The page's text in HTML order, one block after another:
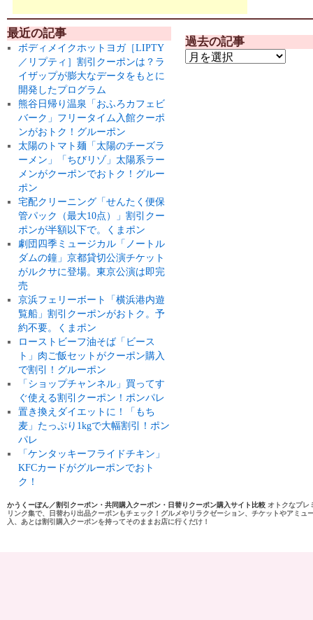
最近の記事
ボディメイクホットヨガ［LIPTY
／リプティ］割引クーポンは？ラ
イザップが膨大なデータをもとに
開発したプログラム
熊谷日帰り温泉「おふろカフェビ
バーク」フリータイム入館クーポ
ンがおトク！グルーポン
太陽のトマト麺「太陽のチーズラ
ーメン」「ちびリゾ」太陽系ラー
メンがクーポンでおトク！グルー
ポン
宅配クリーニング「せんたく便保
管パック（最大10点）」割引クー
ポンが半額以下で。くまポン
劇団四季ミュージカル「ノートル
ダムの鐘」京都貸切公演チケット
がルクサに登場。東京公演は即完
売
京浜フェリーボート「横浜港内遊
覧船」割引クーポンがおトク。予
約不要。くまポン
ローストビーフ油そば「ビース
ト」肉ご飯セットがクーポン購入
で割引！グルーポン
「ショップチャンネル」買ってす
ぐ使える割引クーポン！ポンパレ
置き換えダイエットに！「もち
麦」たっぷり1kgで大幅割引！ポン
パレ
「ケンタッキーフライドチキン」
KFCカードがグルーポンでおト
ク！
過去の記事
かうくーぽん／割引クーポン・共同購入クーポン・日替りクーポン購入サイト比較 オトクなプレ
リンク集で、日替わり出品クーポンもチェック！グルメやリラクゼーション、チケットやアミ
入、あとは割引購入クーポンを持ってそのままお店に行くだけ！